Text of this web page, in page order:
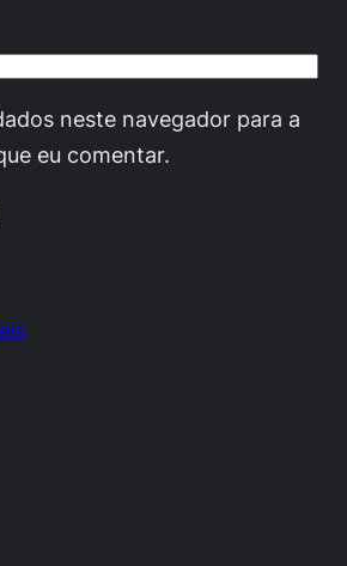
neste navegador para a
eu comentar.